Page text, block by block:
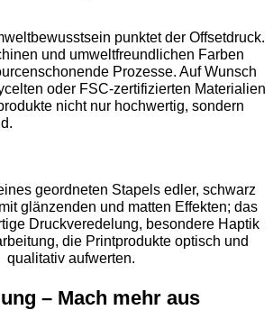
punktet der Offsetdruck.
und umweltfreundlichen Farben
Prozesse. Auf Wunsch
oder FSC-zertifizierten Materialien
nicht nur hochwertig, sondern
– Mach mehr aus